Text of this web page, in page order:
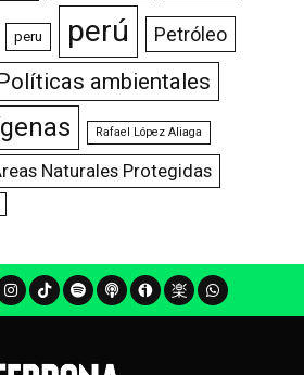
peru perú Petróleo
ambientales
Rafael López Aliaga
Naturales Protegidas